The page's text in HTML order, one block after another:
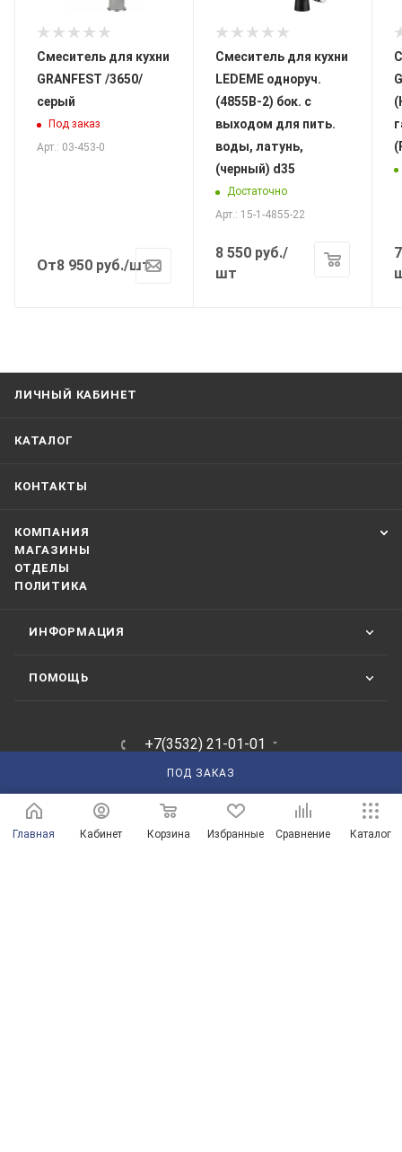
ПОД ЗАКАЗ
Смеситель для кухни
GRANFEST /3650/
серый
Под заказ
Арт.: 03-453-0
От8 950 руб./шт
Смеситель для кухни
LEDEME одноруч.
(4855В-2) бок. с
выходом для пить.
воды, латунь,
(черный) d35
Достаточно
Арт.: 15-1-4855-22
8 550 руб./
шт
ЛИЧНЫЙ КАБИНЕТ
КАТАЛОГ
КОНТАКТЫ
КОМПАНИЯ
МАГАЗИНЫ
ОТДЕЛЫ
ПОЛИТИКА
ИНФОРМАЦИЯ
ПОМОЩЬ
+7(3532) 21-01-01
ЗАКАЗАТЬ ЗВОНОК
210101@mail.ru
г. Оренбург, пр-д Автоматики, 8 "А"
Главная Кабинет Корзина Избранные Сравнение Каталог